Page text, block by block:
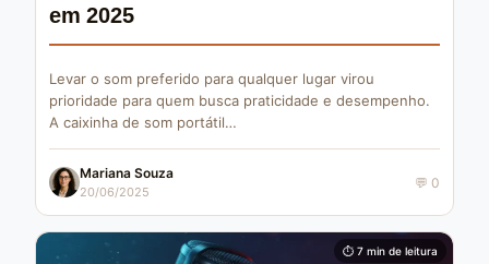
em 2025
Levar o som preferido para qualquer lugar virou
prioridade para quem busca praticidade e desempenho.
A caixinha de som portátil…
Mariana Souza
20/06/2025
💬 0
⏱ 7 min de leitura